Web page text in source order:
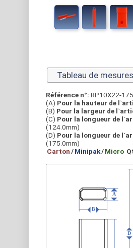
Tableau de
Référence n°: RP10X22-175
(A) Pour la hauteur de
(B) Pour la largeur de
(C) Pour la longueur de
(124.0mm)
(D) Pour la longueur de
(175.0mm)
Carton/Minipak/Micro